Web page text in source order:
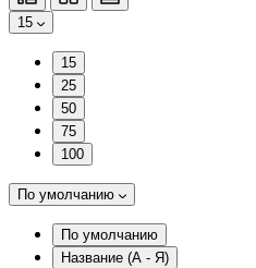
15
15
25
50
75
100
По умолчанию
По умолчанию
Название (А - Я)